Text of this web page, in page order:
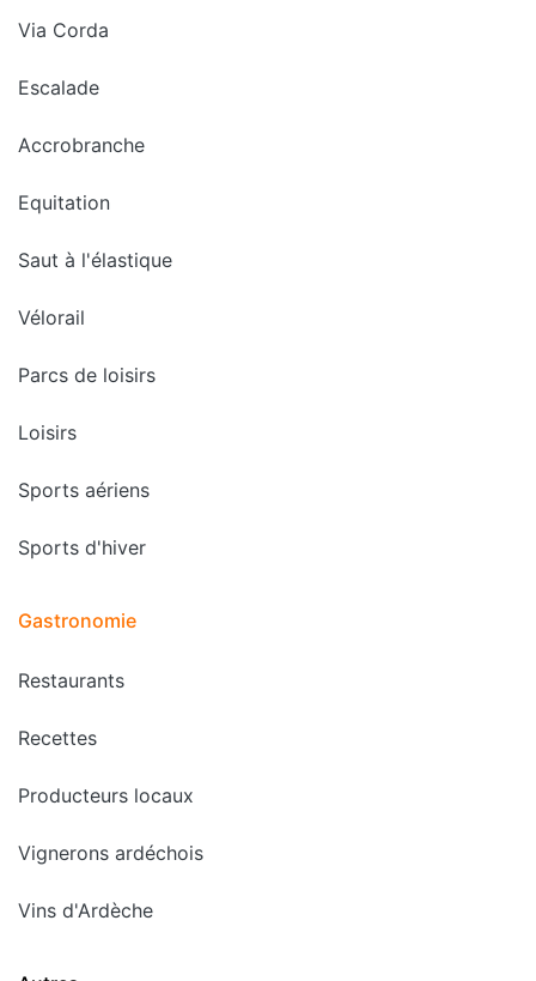
Via Corda
Escalade
Accrobranche
Equitation
Saut à l'élastique
Vélorail
Parcs de loisirs
Loisirs
Sports aériens
Sports d'hiver
Gastronomie
Restaurants
Recettes
Producteurs locaux
Vignerons ardéchois
Vins d'Ardèche